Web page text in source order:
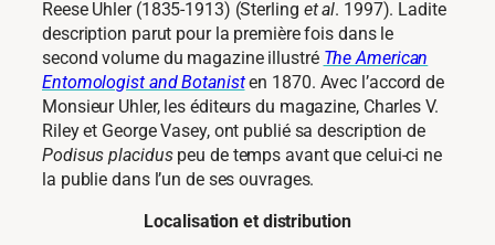
Reese Uhler (1835-1913) (Sterling et al. 1997). Ladite
description parut pour la première fois dans le
second volume du magazine illustré The American
Entomologist and Botanist en 1870. Avec l’accord de
Monsieur Uhler, les éditeurs du magazine, Charles V.
Riley et George Vasey, ont publié sa description de
Podisus placiduspeu de temps avant que celui-ci ne
la publie dans l’un de ses ouvrages.
Localisation et distribution